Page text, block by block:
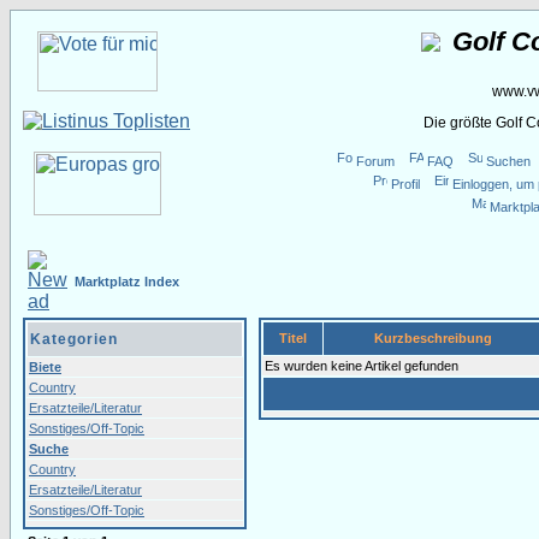
Golf
Die größte Golf
Forum FAQ
Suchen
Profil
Einloggen,
Marktplatz Index
Kategorien
Biete
Country
Ersatzteile/Literatur
Sonstiges/Off-Topic
Suche
Country
Ersatzteile/Literatur
Sonstiges/Off-Topic
Titel
Kurzbeschreibung
Es wurden keine Artikel gefunden